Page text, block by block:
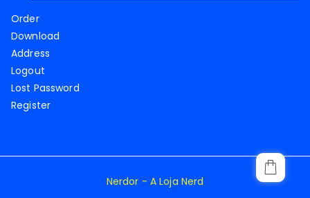
Order
Download
Address
Logout
Lost Password
Register
Nerdor - A Loja Nerd